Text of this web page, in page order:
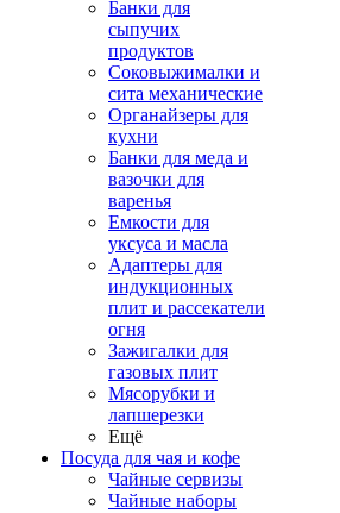
Банки для
сыпучих
продуктов
Соковыжималки и
сита механические
Органайзеры для
кухни
Банки для меда и
вазочки для
варенья
Емкости для
уксуса и масла
Адаптеры для
индукционных
плит и рассекатели
огня
Зажигалки для
газовых плит
Мясорубки и
лапшерезки
Ещё
Посуда для чая и кофе
Чайные сервизы
Чайные наборы